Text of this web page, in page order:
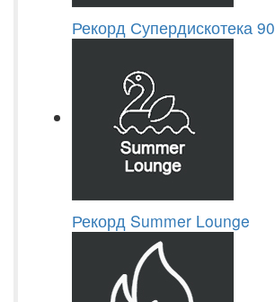
Рекорд Супердискотека
Рекорд Summer Lounge